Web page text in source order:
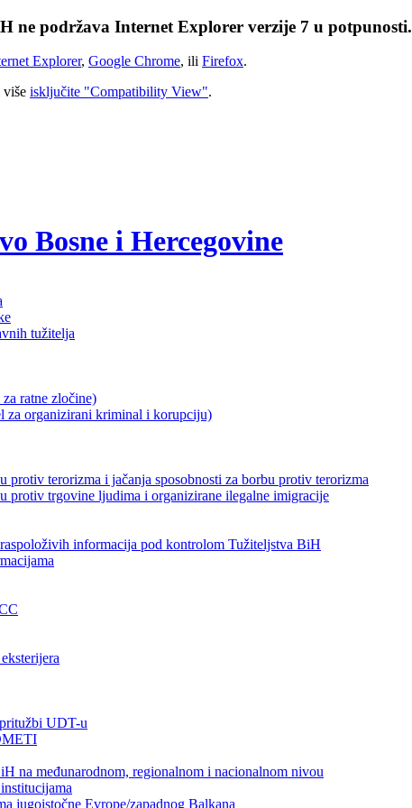
ne podržava Internet Explorer verzije 7 u potpunosti.
Explorer, Google Chrome, ili Firefox.
isključite "Compatibility View".
Bosne i Hercegovine
tužitelja
ratne zločine)
za organizirani kriminal i korupciju)
protiv terorizma i jačanja sposobnosti za borbu protiv terorizma
protiv trgovine ljudima i organizirane ilegalne imigracije
informacija pod kontrolom Tužiteljstva BiH
UDT-u
na međunarodnom, regionalnom i nacionalnom nivou
jugoistočne Evrope/zapadnog Balkana